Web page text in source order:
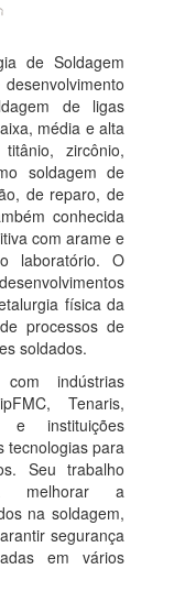
de Soldagem
de ligas
média e alta
zircônio,
soldagem de
de reparo, de
conhecida
com arame e
laboratório. O
física da
processos de
soldados.
indústrias
Tenaris,
e instituições
tecnologias para
Seu trabalho
melhorar a
na soldagem,
segurança
em vários